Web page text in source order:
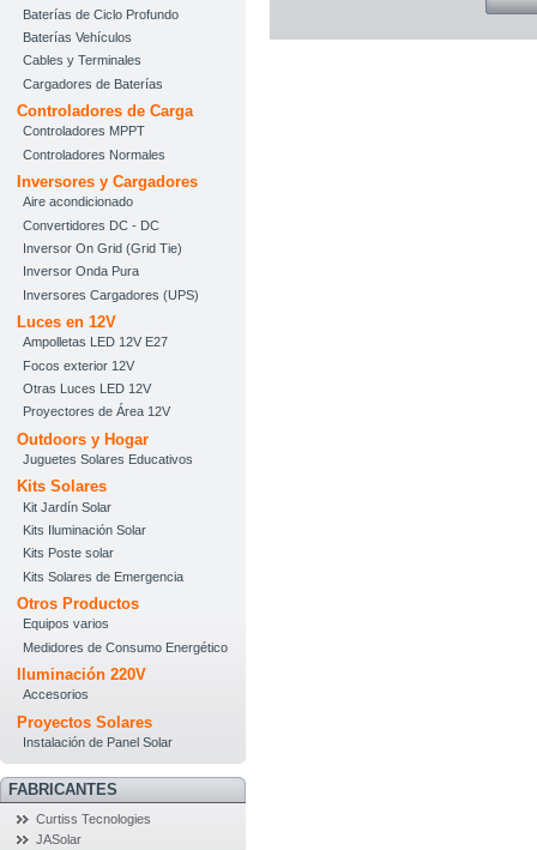
Baterías de Ciclo Profundo
Baterías Vehículos
Cables y Terminales
Cargadores de Baterías
Controladores de Carga
Controladores MPPT
Controladores Normales
Inversores y Cargadores
Aire acondicionado
Convertidores DC - DC
Inversor On Grid (Grid Tie)
Inversor Onda Pura
Inversores Cargadores (UPS)
Luces en 12V
Ampolletas LED 12V E27
Focos exterior 12V
Otras Luces LED 12V
Proyectores de Área 12V
Outdoors y Hogar
Juguetes Solares Educativos
Kits Solares
Kit Jardín Solar
Kits Iluminación Solar
Kits Poste solar
Kits Solares de Emergencia
Otros Productos
Equipos varios
Medidores de Consumo Energético
Iluminación 220V
Accesorios
Proyectos Solares
Instalación de Panel Solar
FABRICANTES
Curtiss Tecnologies
JASolar